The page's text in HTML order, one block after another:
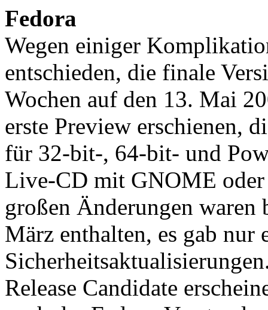
Fedora
Wegen einiger
entschieden, die finale
Wochen auf den 13. Mai
erste Preview erschienen,
für 32-bit-, 64-bit- und
Live-CD mit GNOME
großen Änderungen
März enthalten, es gab nur
Release Candidate